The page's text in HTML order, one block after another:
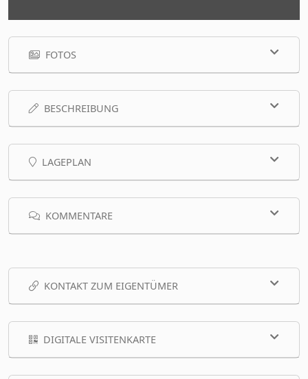
FOTOS
BESCHREIBUNG
LAGEPLAN
KOMMENTARE
KONTAKT ZUM EIGENTÜMER
DIGITALE VISITENKARTE